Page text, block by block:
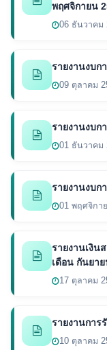
พฤศจิกายน
06 ธันวาคม
รายงานงบก
09 ตุลาคม
รายงานงบก
01 ธันวาคม
รายงานงบก
01 พฤศจิกา
รายงานเงิน
เดือน กันยา
17 ตุลาคม
รายงานการ
10 ตุลาคม